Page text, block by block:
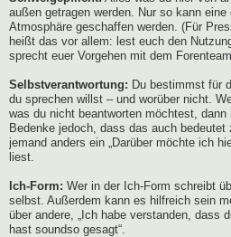
außen getragen werden. Nur so kann
Atmosphäre geschaffen werden. (Für
heißt das vor allem: lest euch den
sprecht euer Vorgehen mit dem
Selbstverantwortung: Du bestimmst für
du sprechen willst – und worüber nicht.
was du nicht beantworten möchtest,
Bedenke jedoch, dass das auch
jemand anders ein „Darüber möchte ich
liest.
Ich-Form: Wer in der Ich-Form schreibt
selbst. Außerdem kann es hilfreich sein
über andere, „Ich habe verstanden, dass
hast soundso gesagt“.